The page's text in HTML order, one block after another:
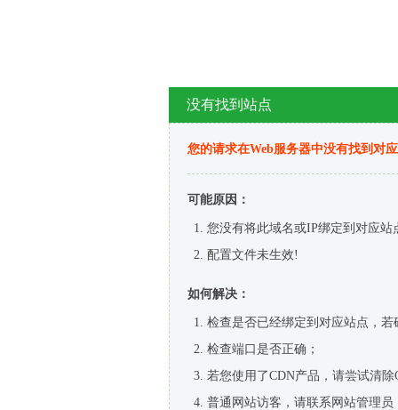
没有找到站点
您的请求在Web服务器中没有找到对
可能原因：
您没有将此域名或IP绑定到对应站
配置文件未生效!
如何解决：
检查是否已经绑定到对应站点，
检查端口是否正确；
若您使用了CDN产品，请尝试清除
普通网站访客，请联系网站管理员